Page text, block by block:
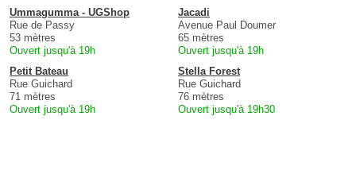
Ummagumma - UGShop
Rue de Passy
53 mètres
Ouvert jusqu'à 19h
Jacadi
Avenue Paul Doumer
65 mètres
Ouvert jusqu'à 19h
Petit Bateau
Rue Guichard
71 mètres
Ouvert jusqu'à 19h
Stella Forest
Rue Guichard
76 mètres
Ouvert jusqu'à 19h30